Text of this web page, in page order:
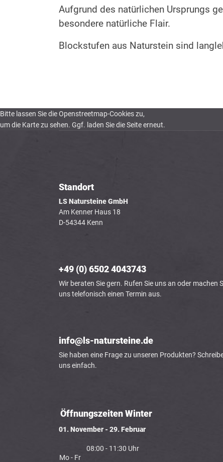
Aufgrund des natürlichen Ursprungs
besondere natürliche Flair.
Blockstufen aus Naturstein sind
Bitte lassen Sie die Openstreetmap-Cookies zu,
um die Karte zu sehen. Ggf. laden Sie die Seite erneut.
Standort
LS Natursteine GmbH
Am Kenner Haus 18
D-54344 Kenn
+49 (0) 6502 4043743
Wir beraten Sie gern. Rufen Sie uns an oder machen
uns telefonisch einen Termin aus.
info@ls-natursteine.de
Sie haben eine Frage zu unseren Produkten?
uns einfach.
Öffnungszeiten Winter
01. November - 29. Februar
Mo - Fr
08:00 - 11:30 Uhr